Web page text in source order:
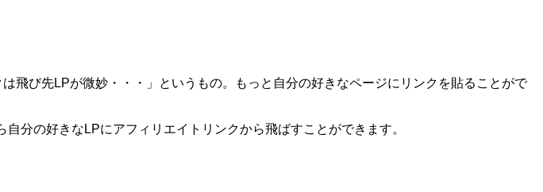
飛び先LPが微妙・・・」というもの。もっと自分の好きなページにリンクを貼ることがで
分の好きなLPにアフィリエイトリンクから飛ばすことができます。